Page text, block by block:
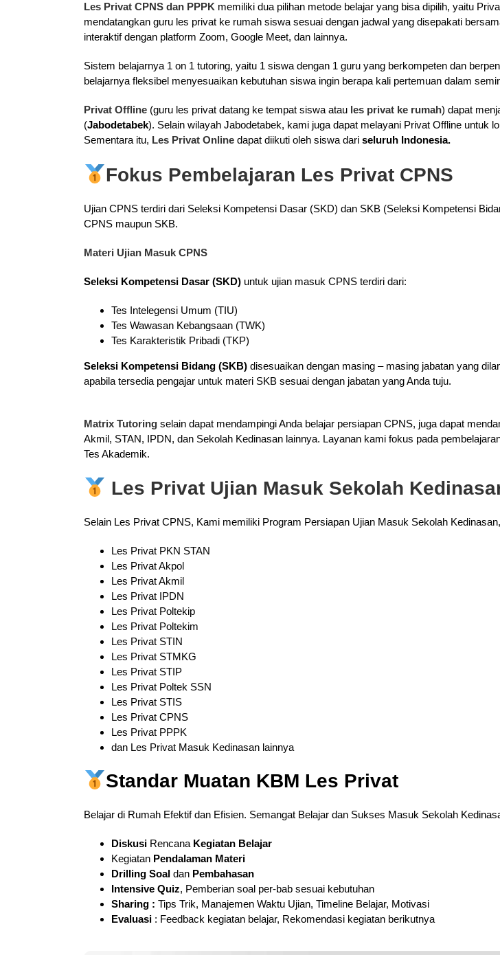
Les Privat CPNS dan PPPK memiliki dua pilihan metode belajar yang bisa dipilih, yaitu
mendatangkan guru les privat ke rumah siswa sesuai dengan jadwal yang disepakati
interaktif dengan platform Zoom, Google Meet, dan lainnya.
Sistem belajarnya 1 on 1 tutoring, yaitu 1 siswa dengan 1 guru yang berkompeten dan
belajarnya fleksibel menyesuaikan kebutuhan siswa ingin berapa kali pertemuan dalam
Privat Offline (guru les privat datang ke tempat siswa atau les privat ke rumah) dapat
(Jabodetabek). Selain wilayah Jabodetabek, kami juga dapat melayani Privat Offline untuk
Sementara itu, Les Privat Online dapat diikuti oleh siswa dari seluruh Indonesia.
Fokus Pembelajaran Les Privat CPNS
Ujian CPNS terdiri dari Seleksi Kompetensi Dasar (SKD) dan SKB (Seleksi Kompetensi
CPNS maupun SKB.
Materi Ujian Masuk CPNS
Seleksi Kompetensi Dasar (SKD) untuk ujian masuk CPNS terdiri dari:
Tes Intelegensi Umum (TIU)
Tes Wawasan Kebangsaan (TWK)
Tes Karakteristik Pribadi (TKP)
Seleksi Kompetensi Bidang (SKB) disesuaikan dengan masing – masing jabatan yang
apabila tersedia pengajar untuk materi SKB sesuai dengan jabatan yang Anda tuju.
Matrix Tutoring selain dapat mendampingi Anda belajar persiapan CPNS, juga dapat
Akmil, STAN, IPDN, dan Sekolah Kedinasan lainnya. Layanan kami fokus pada
Tes Akademik.
Les Privat Ujian Masuk Sekolah
Selain Les Privat CPNS, Kami memiliki Program Persiapan Ujian Masuk Sekolah
Les Privat PKN STAN
Les Privat Akpol
Les Privat Akmil
Les Privat IPDN
Les Privat Poltekip
Les Privat Poltekim
Les Privat STIN
Les Privat STMKG
Les Privat STIP
Les Privat Poltek SSN
Les Privat STIS
Les Privat CPNS
Les Privat PPPK
dan Les Privat Masuk Kedinasan lainnya
Standar Muatan KBM Les Privat
Belajar di Rumah Efektif dan Efisien. Semangat Belajar dan Sukses Masuk Sekolah
Diskusi Rencana Kegiatan Belajar
Kegiatan Pendalaman Materi
Drilling Soaldan Pembahasan
Intensive Quiz, Pemberian soal per-bab sesuai kebutuhan
Sharing : Tips Trik, Manajemen Waktu Ujian, Timeline Belajar, Motivasi
Evaluasi: Feedback kegiatan belajar, Rekomendasi kegiatan berikutnya